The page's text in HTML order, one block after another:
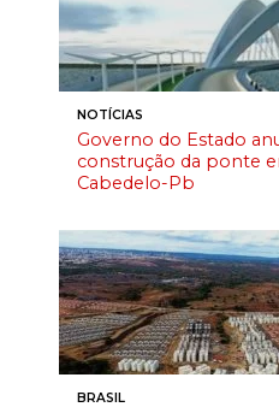
NOTÍCIAS
Governo do Estado
construção da ponte
Cabedelo-Pb
BRASIL